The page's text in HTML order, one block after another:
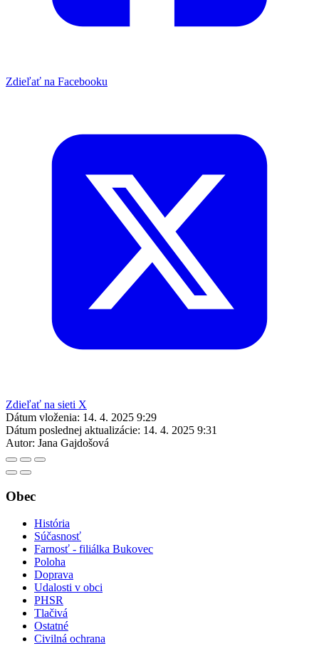
Zdieľať na Facebooku
Zdieľať na sieti X
Dátum vloženia: 14. 4. 2025 9:29
Dátum poslednej aktualizácie: 14. 4. 2025 9:31
Autor: Jana Gajdošová
Obec
História
Súčasnosť
Farnosť - filiálka Bukovec
Poloha
Doprava
Udalosti v obci
PHSR
Tlačivá
Ostatné
Civilná ochrana